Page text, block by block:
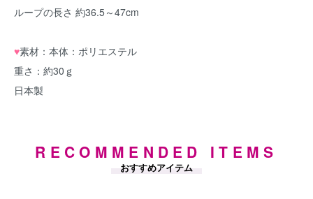
ループの長さ 約36.5～47cm
♥素材：本体：ポリエステル
重さ：約30ｇ
日本製
RECOMMENDED ITEMS
おすすめアイテム